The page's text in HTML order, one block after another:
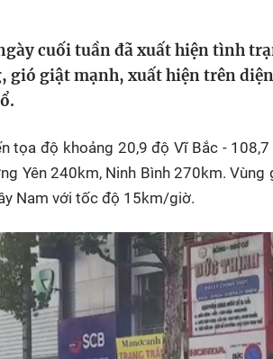
HTV Phim
Phim tài liệu
HTV Sự
Ngày hội
lòng
cuối tuần đã xuất hiện tình
gió giật mạnh, xuất hiện trên
tọa độ khoảng 20,9 độ Vĩ Bắc -
Yên 240km, Ninh Bình 270km.
Nam với tốc độ 15km/giờ.